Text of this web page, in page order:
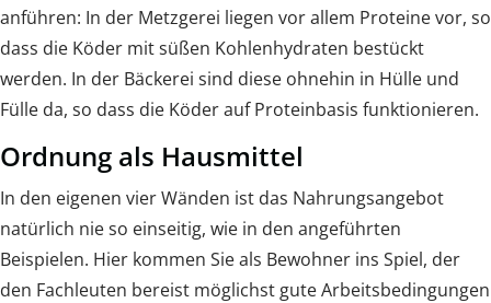
anführen: In der Metzgerei liegen vor allem Proteine vor, so
dass die Köder mit süßen Kohlenhydraten bestückt
werden. In der Bäckerei sind diese ohnehin in Hülle und
Fülle da, so dass die Köder auf Proteinbasis funktionieren.
Ordnung als Hausmittel
In den eigenen vier Wänden ist das Nahrungsangebot
natürlich nie so einseitig, wie in den angeführten
Beispielen. Hier kommen Sie als Bewohner ins Spiel, der
den Fachleuten bereist möglichst gute Arbeitsbedingungen